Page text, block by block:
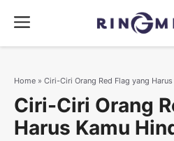
isi
Menu
Home » Ciri-Ciri Orang Red Flag yang
Ciri-Ciri Orang
Harus Kamu